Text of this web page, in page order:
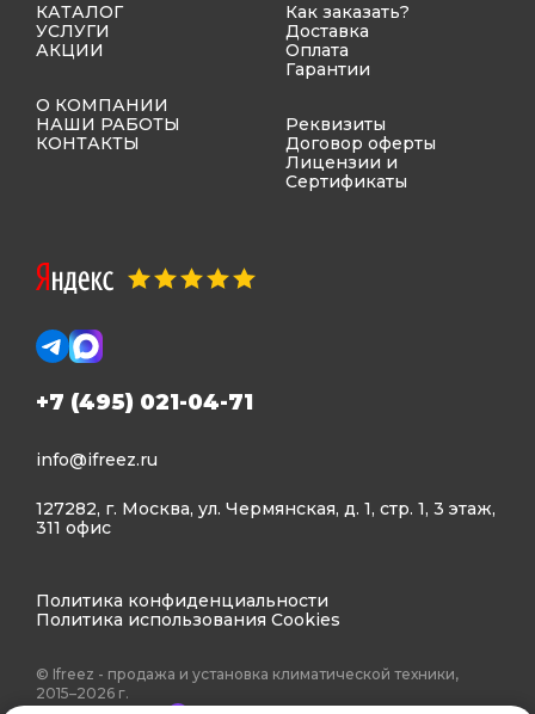
КАТАЛОГ
УСЛУГИ
АКЦИИ
О КОМПАНИИ
НАШИ РАБОТЫ
КОНТАКТЫ
Как заказать?
Доставка
Оплата
Гарантии
Реквизиты
Договор оферты
Лицензии и
Сертификаты
+7 (495) 021-04-71
info@ifreez.ru
127282, г. Москва, ул. Чермянская, д. 1, стр. 1, 3 этаж,
311 офис
Политика конфиденциальности
Политика использования Cookies
© Ifreez - продажа и установка климатической техники,
2015–2026 г.